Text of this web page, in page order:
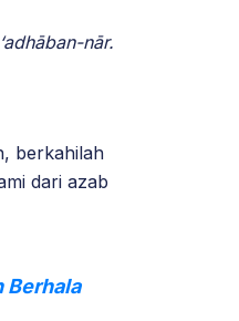
nār.
berkahilah
dari azab
Berhala